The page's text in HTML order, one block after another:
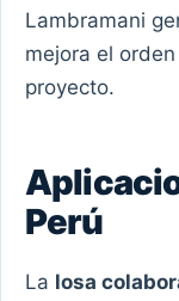
Lambramani
mejora el
proyecto.
Perú
La losa